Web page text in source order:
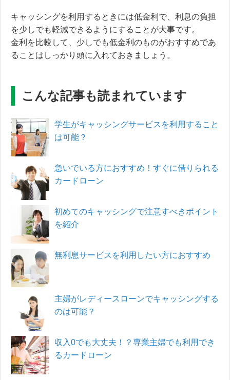
キャッシングを利用するときには低金利で、利息の負担
を少しでも軽減できるようにすることが大事です。
金利を比較して、少しでも低金利のものがおすすめであ
ることはしっかり頭に入れておきましょう。
こんな記事も読まれています
学生がキャッシングサービスを利用すること
は可能？
急いでいる方におすすめ！すぐに借りられる
カードローン
初めてのキャッシングで注意すべきポイント
を紹介
無利息サービスを利用したい方におすすめ
主婦がレディースローンでキャッシングする
のは可能？
収入0でも大丈夫！？専業主婦でも利用でき
るカードローン